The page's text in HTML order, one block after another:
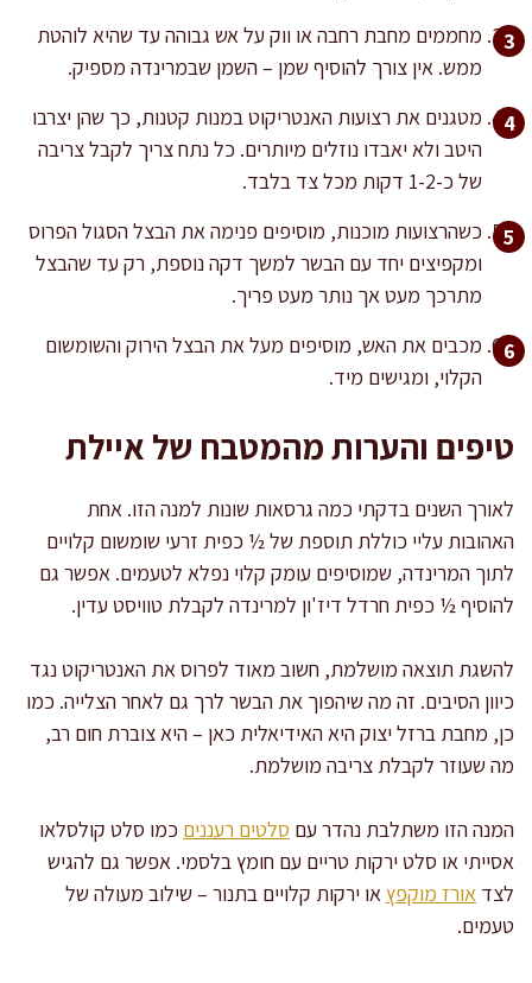
מחממים מחבת רחבה או ווק על אש גבוהה עד שהיא לוהטת
ממש. אין צורך להוסיף שמן – השמן שבמרינדה מספיק.
מטגנים את רצועות האנטריקוט במנות קטנות, כך שהן יצרבו
היטב ולא יאבדו נוזלים מיותרים. כל נתח צריך לקבל צריבה
של כ-1-2 דקות מכל צד בלבד.
כשהרצועות מוכנות, מוסיפים פנימה את הבצל הסגול הפרוס
ומקפיצים יחד עם הבשר למשך דקה נוספת, רק עד שהבצל
מתרכך מעט אך נותר מעט פריך.
מכבים את האש, מוסיפים מעל את הבצל הירוק והשומשום
הקלוי, ומגישים מיד.
טיפים והערות מהמטבח של איילת
לאורך השנים בדקתי כמה גרסאות שונות למנה הזו. אחת
האהובות עליי כוללת תוספת של ½ כפית זרעי שומשום קלויים
לתוך המרינדה, שמוסיפים עומק קלוי נפלא לטעמים. אפשר גם
להוסיף ½ כפית חרדל דיז'ון למרינדה לקבלת טוויסט עדין.
להשגת תוצאה מושלמת, חשוב מאוד לפרוס את האנטריקוט נגד
כיוון הסיבים. זה מה שיהפוך את הבשר לרך גם לאחר הצלייה. כמו
כן, מחבת ברזל יצוק היא האידיאלית כאן – היא צוברת חום רב,
מה שעוזר לקבלת צריבה מושלמת.
המנה הזו משתלבת נהדר עם סלטים רעננים כמו סלט קולסלאו
אסייתי או סלט ירקות טריים עם חומץ בלסמי. אפשר גם להגיש
לצד אורז מוקפץ או ירקות קלויים בתנור – שילוב מעולה של
טעמים.